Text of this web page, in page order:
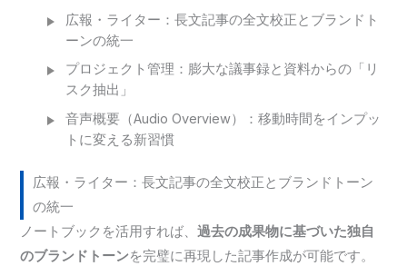
広報・ライター：長文記事の全文校正とブランドト
ーンの統一
プロジェクト管理：膨大な議事録と資料からの「リ
スク抽出」
音声概要（Audio Overview）：移動時間をインプッ
トに変える新習慣
広報・ライター：長文記事の全文校正とブランドトーン
の統一
ノートブックを活用すれば、過去の成果物に基づいた独自
のブランドトーンを完璧に再現した記事作成が可能です。